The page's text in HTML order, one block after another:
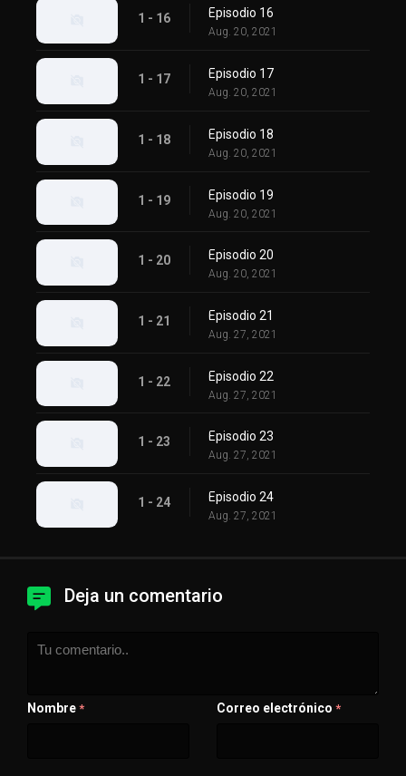
1 - 16 Episodio 16
Aug. 20, 2021
1 - 17 Episodio 17
Aug. 20, 2021
1 - 18 Episodio 18
Aug. 20, 2021
1 - 19 Episodio 19
Aug. 20, 2021
1 - 20 Episodio 20
Aug. 20, 2021
1 - 21 Episodio 21
Aug. 27, 2021
1 - 22 Episodio 22
Aug. 27, 2021
1 - 23 Episodio 23
Aug. 27, 2021
1 - 24 Episodio 24
Aug. 27, 2021
Deja un comentario
Nombre * Correo electrónico *